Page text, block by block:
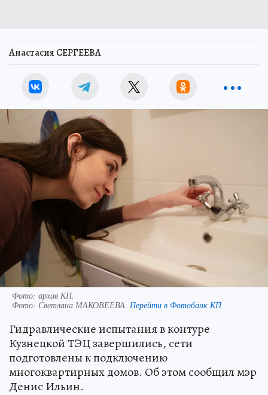
Анастасия СЕРГЕЕВА
Фото: архив КП.
Фото: Светлана МАКОВЕЕВА. Перейти в Фотобанк КП
Гидравлические испытания в контуре
Кузнецкой ТЭЦ завершились, сети
подготовлены к подключению
многоквартирных домов. ‎Об этом сообщил мэр
Денис Ильин.